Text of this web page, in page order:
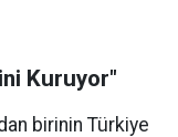
Kuruyor"
birinin Türkiye